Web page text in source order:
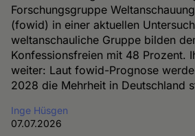
Forschungsgruppe
(fowid) in einer aktuellen
weltanschauliche Gruppe bilden
Konfessionsfreien mit 48 Prozent.
weiter: Laut fowid-Prognose
2028 die Mehrheit in Deutschland
Inge Hüsgen
07.07.2026